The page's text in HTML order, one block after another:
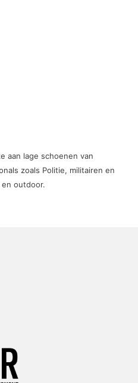
aan lage schoenen van
zoals Politie, militairen en
outdoor.